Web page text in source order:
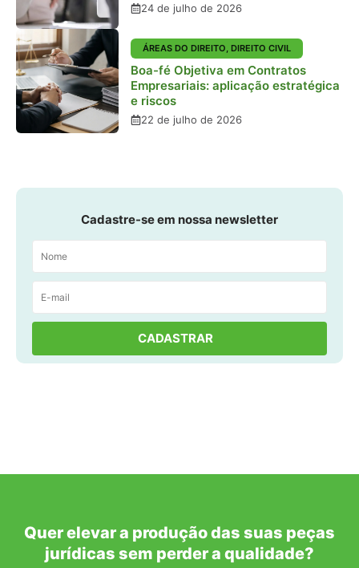
24 de julho de 2026
ÁREAS DO DIREITO, DIREITO CIVIL
Boa-fé Objetiva em Contratos
Empresariais: aplicação estratégica
e riscos
22 de julho de 2026
Cadastre-se em nossa newsletter
Quer elevar a produção das suas peças
jurídicas sem perder a qualidade?